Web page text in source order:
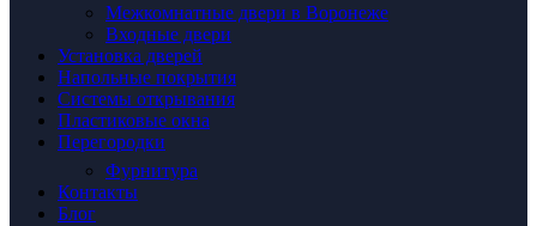
Межкомнатные двери в Воронеже
Входные двери
Установка дверей
Напольные покрытия
Системы открывания
Пластиковые окна
Перегородки
Фурнитура
Контакты
Блог